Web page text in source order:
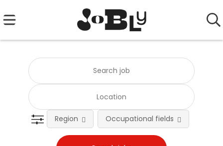
Region Occupational fields